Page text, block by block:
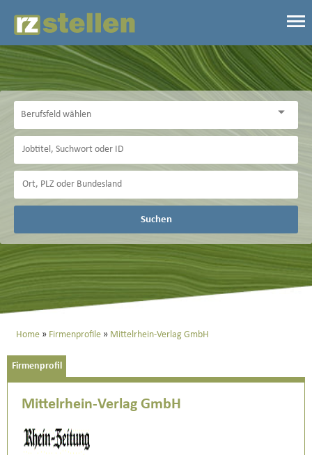
Suchen
Home Firmenprofile Mittelrhein-Verlag GmbH
Firmenprofil
Mittelrhein-Verlag GmbH